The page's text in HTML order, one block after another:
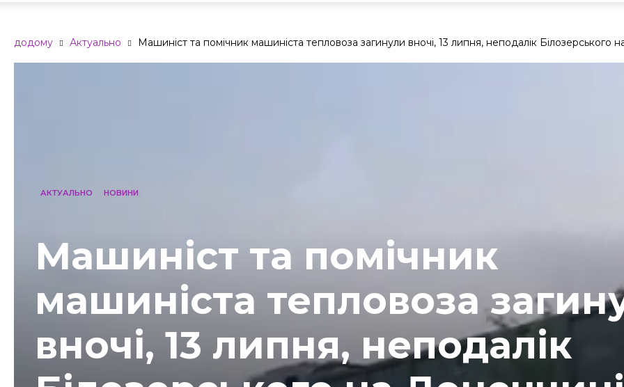
додому Актуально Машиніст та помічник машиніста тепловоза загинули вночі, 13 липня, неподалік Білозерського
АКТУАЛЬНО НОВИНИ
Машиніст та помічник
машиніста тепловоза
вночі, 13 липня, неподалік